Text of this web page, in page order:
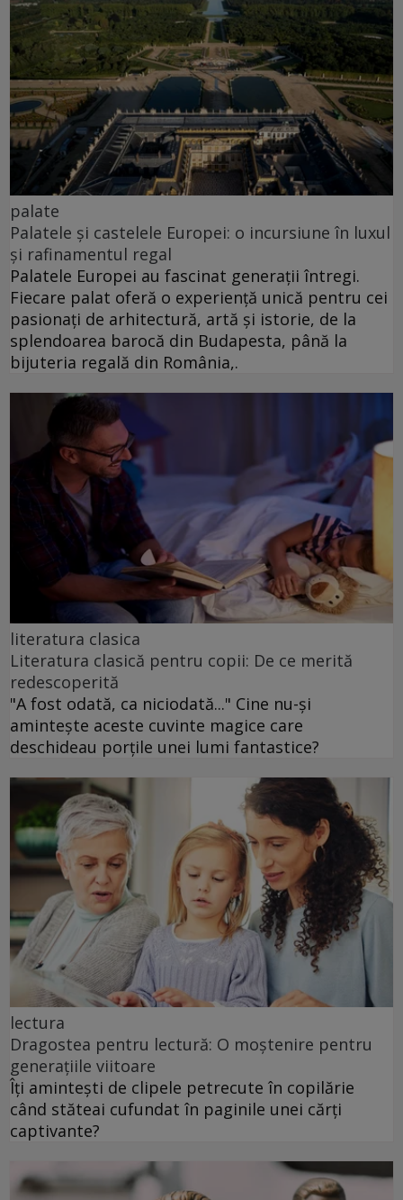
palate
Palatele și castelele Europei: o incursiune în luxul
și rafinamentul regal
Palatele Europei au fascinat generații întregi.
Fiecare palat oferă o experiență unică pentru cei
pasionați de arhitectură, artă și istorie, de la
splendoarea barocă din Budapesta, până la
bijuteria regală din România,.
literatura clasica
Literatura clasică pentru copii: De ce merită
redescoperită
"A fost odată, ca niciodată..." Cine nu-și
amintește aceste cuvinte magice care
deschideau porțile unei lumi fantastice?
lectura
Dragostea pentru lectură: O moștenire pentru
generațiile viitoare
Îți amintești de clipele petrecute în copilărie
când stăteai cufundat în paginile unei cărți
captivante?